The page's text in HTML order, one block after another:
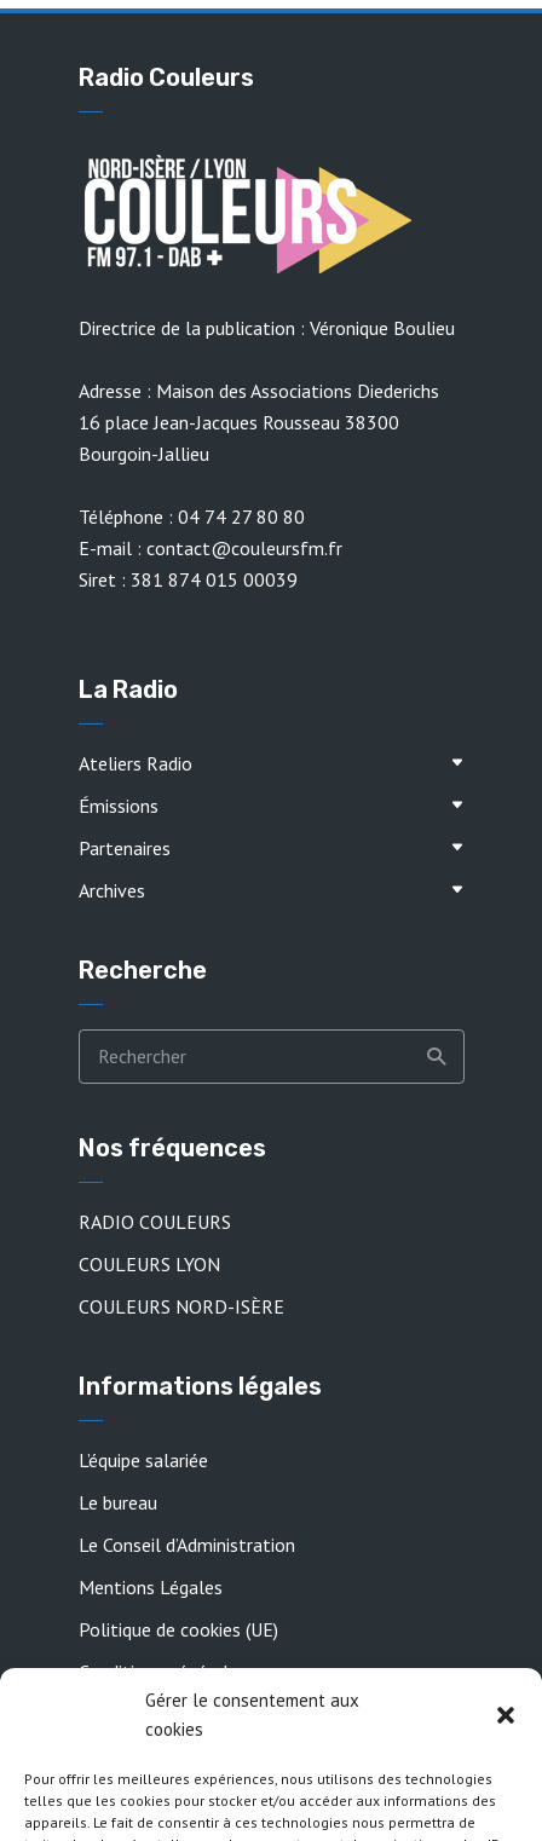
Gérer le consentement aux
cookies
Pour offrir les meilleures expériences, nous utilisons des technologies
telles que les cookies pour stocker et/ou accéder aux informations des
appareils. Le fait de consentir à ces technologies nous permettra de
Radio Couleurs
Directrice de la publication : Véronique Boulieu
Adresse : Maison des Associations Diederichs
16 place Jean-Jacques Rousseau 38300
Bourgoin-Jallieu
Téléphone : 04 74 27 80 80
E-mail : contact@couleursfm.fr
Siret : 381 874 015 00039
La Radio
Ateliers Radio
Émissions
Partenaires
Archives
Recherche
Nos fréquences
RADIO COULEURS
COULEURS LYON
COULEURS NORD-ISÈRE
Informations légales
L’équipe salariée
Le bureau
Le Conseil d’Administration
Mentions Légales
Politique de cookies (UE)
Conditions générales
Contactez-nous
Suivez nous